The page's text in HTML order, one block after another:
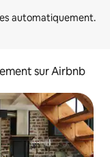
sur Airbnb